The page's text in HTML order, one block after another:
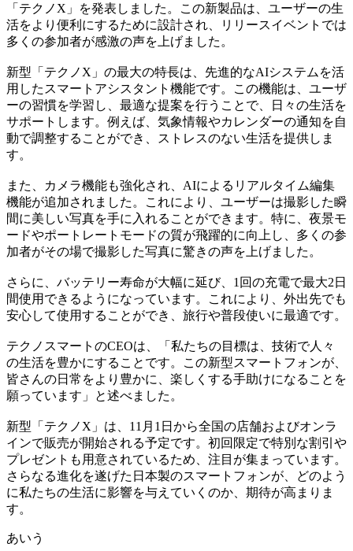
「テクノX」を発表しました。この新製品は、ユーザーの生
活をより便利にするために設計され、リリースイベントでは
多くの参加者が感激の声を上げました。
新型「テクノX」の最大の特長は、先進的なAIシステムを活
用したスマートアシスタント機能です。この機能は、ユーザ
ーの習慣を学習し、最適な提案を行うことで、日々の生活を
サポートします。例えば、気象情報やカレンダーの通知を自
動で調整することができ、ストレスのない生活を提供しま
す。
また、カメラ機能も強化され、AIによるリアルタイム編集
機能が追加されました。これにより、ユーザーは撮影した瞬
間に美しい写真を手に入れることができます。特に、夜景モ
ードやポートレートモードの質が飛躍的に向上し、多くの参
加者がその場で撮影した写真に驚きの声を上げました。
さらに、バッテリー寿命が大幅に延び、1回の充電で最大2日
間使用できるようになっています。これにより、外出先でも
安心して使用することができ、旅行や普段使いに最適です。
テクノスマートのCEOは、「私たちの目標は、技術で人々
の生活を豊かにすることです。この新型スマートフォンが、
皆さんの日常をより豊かに、楽しくする手助けになることを
願っています」と述べました。
新型「テクノX」は、11月1日から全国の店舗およびオンラ
インで販売が開始される予定です。初回限定で特別な割引や
プレゼントも用意されているため、注目が集まっています。
さらなる進化を遂げた日本製のスマートフォンが、どのよう
に私たちの生活に影響を与えていくのか、期待が高まりま
す。
あいう